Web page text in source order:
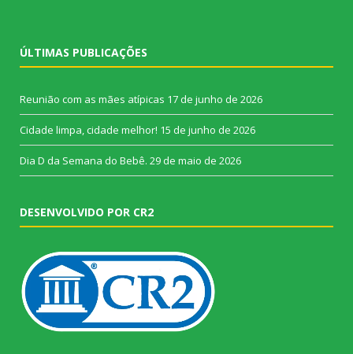
ÚLTIMAS PUBLICAÇÕES
Reunião com as mães atípicas 17 de junho de 2026
Cidade limpa, cidade melhor! 15 de junho de 2026
Dia D da Semana do Bebê. 29 de maio de 2026
DESENVOLVIDO POR CR2